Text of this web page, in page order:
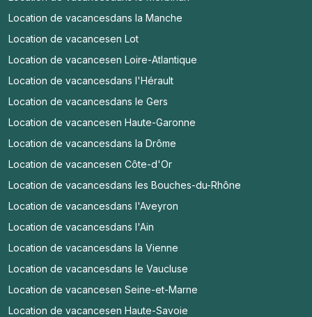
Location de vacancesdans la Manche
Location de vacancesen Lot
Location de vacancesen Loire-Atlantique
Location de vacancesdans l'Hérault
Location de vacancesdans le Gers
Location de vacancesen Haute-Garonne
Location de vacancesdans la Drôme
Location de vacancesen Côte-d'Or
Location de vacancesdans les Bouches-du-Rhône
Location de vacancesdans l'Aveyron
Location de vacancesdans l'Ain
Location de vacancesdans la Vienne
Location de vacancesdans le Vaucluse
Location de vacancesen Seine-et-Marne
Location de vacancesen Haute-Savoie